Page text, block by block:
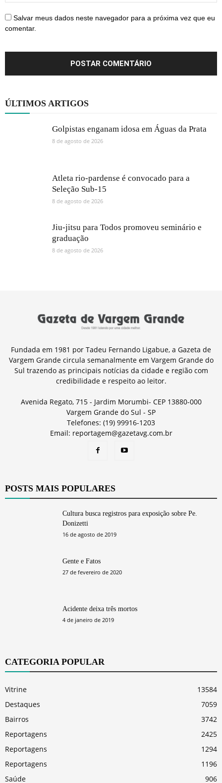
Salvar meus dados neste navegador para a próxima vez que eu
comentar.
ÚLTIMOS ARTIGOS
Golpistas enganam idosa em Águas da Prata
8 de agosto de 2026
Atleta rio-pardense é convocado para a
Seleção Sub-15
8 de agosto de 2026
Jiu-jitsu para Todos promoveu seminário e
graduação
8 de agosto de 2026
Fundada em 1981 por Tadeu Fernando Ligabue, a Gazeta de
Vargem Grande circula semanalmente em Vargem Grande do
Sul trazendo as principais notícias da cidade e região com
credibilidade e respeito ao leitor.
Avenida Regato, 715 - Jardim Morumbi- CEP 13880-000
Vargem Grande do Sul - SP
Telefones: (19) 99916-1203
Email: reportagem@gazetavg.com.br
POSTS MAIS POPULARES
Cultura busca registros para exposição sobre Pe.
Donizetti
16 de agosto de 2019
Gente e Fatos
27 de fevereiro de 2020
Acidente deixa três mortos
4 de janeiro de 2019
CATEGORIA POPULAR
Vitrine
13584
Destaques
7059
Bairros
3742
Reportagens
2425
Reportagens
1294
Reportagens
1196
Saúde
906